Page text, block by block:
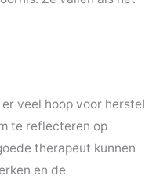
veel hoop voor herstel
te reflecteren op
therapeut kunnen
en de